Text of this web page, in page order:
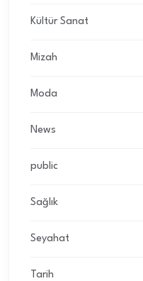
Kültür Sanat
Mizah
Moda
News
public
Sağlık
Seyahat
Tarih